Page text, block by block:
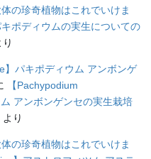
の珍奇植物はこれでいけま
キポディウムの実生についての
り
】パキポディウム アンボンゲ
【Pachypodium
アンボンゲンセの実生栽培
より
の珍奇植物はこれでいけま